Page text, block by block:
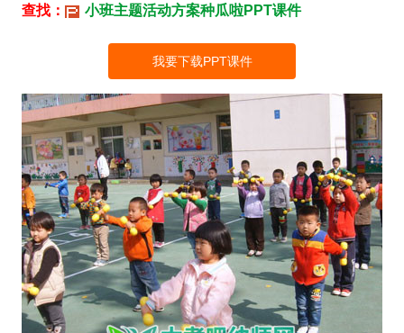
查找： 小班主题活动方案种瓜啦PPT课件
我要下载PPT课件